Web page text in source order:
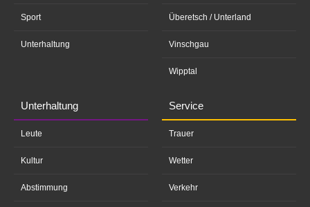
Sport
Unterhaltung
Überetsch / Unterland
Vinschgau
Wipptal
Unterhaltung
Leute
Kultur
Abstimmung
Service
Trauer
Wetter
Verkehr